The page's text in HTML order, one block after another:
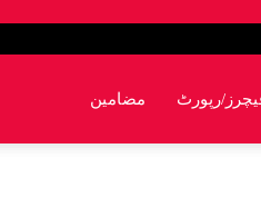
مضامین رپورٹ